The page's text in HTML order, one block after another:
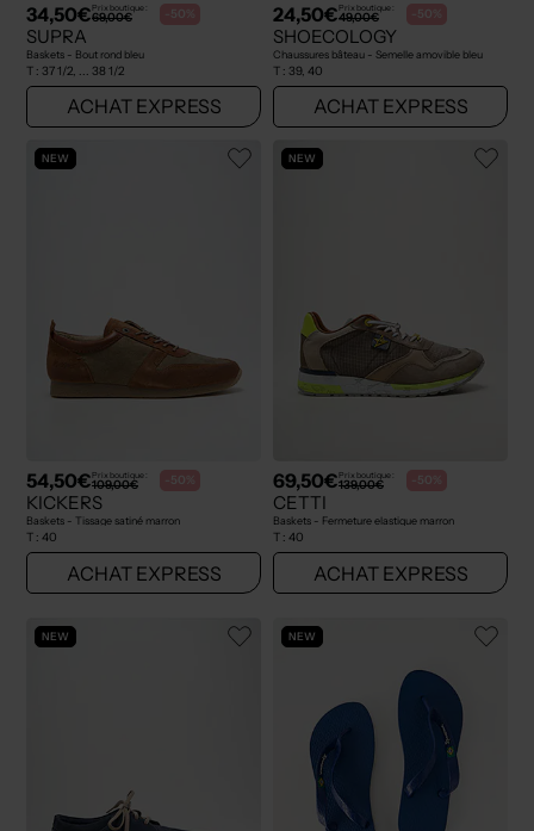
34,50€Prix boutique :
69,00€ -50%
SUPRA
Baskets - Bout rond bleu
T : 37 1/2, ... 38 1/2
ACHAT EXPRESS
24,50€Prix boutique :
49,00€ -50%
SHOECOLOGY
Chaussures bâteau - Semelle amovible bleu
T : 39, 40
ACHAT EXPRESS
NEW
54,50€Prix boutique :
109,00€ -50%
KICKERS
Baskets - Tissage satiné marron
T : 40
ACHAT EXPRESS
NEW
69,50€Prix boutique :
139,00€ -50%
CETTI
Baskets - Fermeture elastique marron
T : 40
ACHAT EXPRESS
NEW NEW